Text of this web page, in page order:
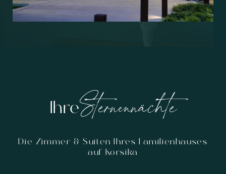
IhreSternennächte
Die Zimmer & Suiten Ihres Familienhauses
auf Korsika